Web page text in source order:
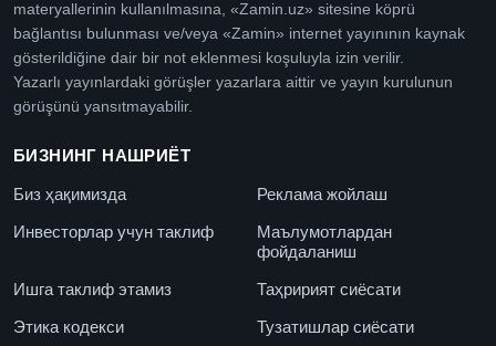
materyallerinin kullanılmasına, «Zamin.uz» sitesine köprü
bağlantısı bulunması ve/veya «Zamin» internet yayınının kaynak
gösterildiğine dair bir not eklenmesi koşuluyla izin verilir.
Yazarlı yayınlardaki görüşler yazarlara aittir ve yayın kurulunun
görüşünü yansıtmayabilir.
БИЗНИНГ НАШРИЁТ
Биз ҳақимизда
Реклама жойлаш
Инвесторлар учун таклиф
Маълумотлардан
фойдаланиш
Ишга таклиф этамиз
Таҳририят сиёсати
Этика кодекси
Тузатишлар сиёсати